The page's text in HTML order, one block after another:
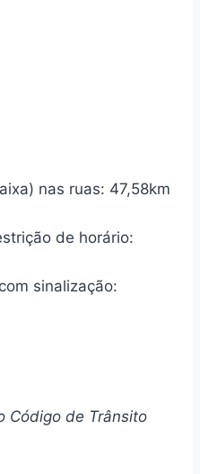
nas ruas: 47,58km
de horário:
sinalização:
Código de Trânsito